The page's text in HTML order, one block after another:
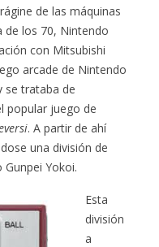
de las máquinas
de los 70, Nintendo
con Mitsubishi
arcade de Nintendo
se trataba de
popular juego de
. A partir de ahí
una división de
Yokoi.
Esta
división
a